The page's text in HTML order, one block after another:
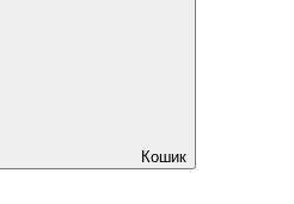
Кошик